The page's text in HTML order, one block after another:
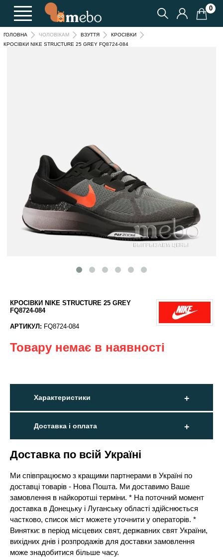
0
ГОЛОВНА ЧОЛОВІКАМ ВЗУТТЯ
КРОСІВКИ
КРОСІВКИ NIKE STRUCTURE 25 GREY FQ8724-084
КРОСІВКИ NIKE STRUCTURE 25 GREY
FQ8724-084
АРТИКУЛ: FQ8724-084
Товару немає в наявності
Характеристики
Доставка і оплата
Доставка по всій Україні
Ми співпрацюємо з кращими партнерами в Україні по
доставці товарів - Нова Пошта. Ми доставимо Ваше
замовлення в найкоротші терміни. * На поточний момент
доставка в Донецьку і Луганську області здійснюється
частково, список міст можете уточнити у операторів. *
Винятки: в період місцевих свят, державних свят України,
вихідних днів і розпродажів для доставки замовлення
може знадобитися більше часу.